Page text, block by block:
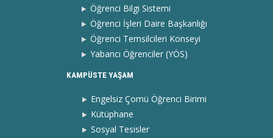
Öğrenci Bilgi Sistemi
Öğrenci İşleri Daire Başkanlığı
Öğrenci Temsilcileri Konseyi
Yabancı Öğrenciler (YÖS)
KAMPÜSTE YAŞAM
Engelsiz Çomü Öğrenci Birimi
Kütüphane
Sosyal Tesisler